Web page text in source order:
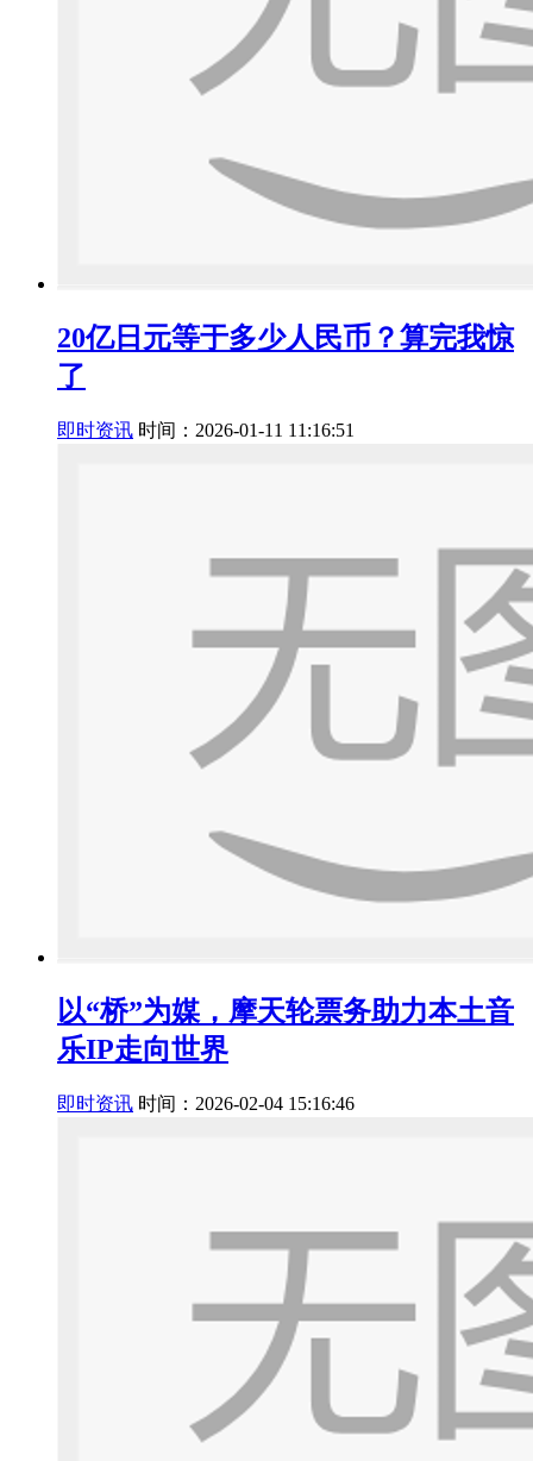
20亿日元等于多少人民币？算完我惊
了
即时资讯 时间：2026-01-11 11:16:51
以“桥”为媒，摩天轮票务助力本土音
乐IP走向世界
即时资讯 时间：2026-02-04 15:16:46